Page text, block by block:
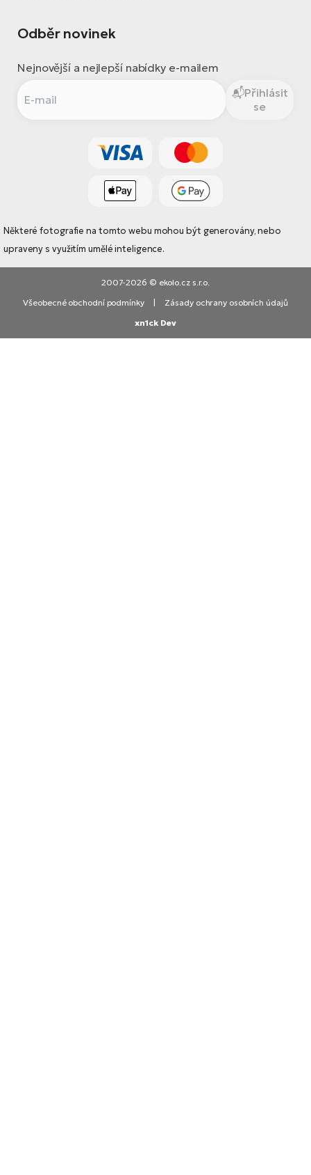
Odběr novinek
Nejnovější a nejlepší nabídky e-mailem
Přihlásit
se
Některé fotografie na tomto webu mohou být generovány, nebo
upraveny s využitím umělé inteligence.
2007-2026 © ekolo.cz s.r.o.
Všeobecné obchodní podmínky
Zásady ochrany osobních údajů
xn1ck Dev